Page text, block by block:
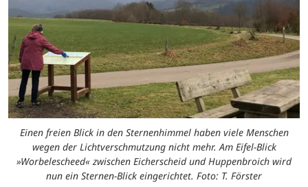
Einen freien Blick in den Sternenhimmel haben viele Menschen
wegen der Lichtverschmutzung nicht mehr. Am Eifel-Blick
»Worbelescheed« zwischen Eicherscheid und Huppenbroich wird
nun ein Sternen-Blick eingerichtet. Foto: T. Förster